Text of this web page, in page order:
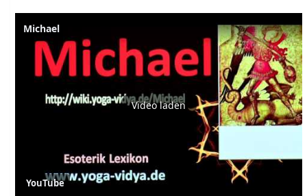
Michael
Video laden
YouTube